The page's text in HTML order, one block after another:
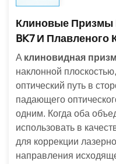
Клиновые Призмы
BK7 И Плавленого
A клиновидная
наклонной
оптический путь в
падающего
одним. Когда оба
использовать в
для коррекции
направления